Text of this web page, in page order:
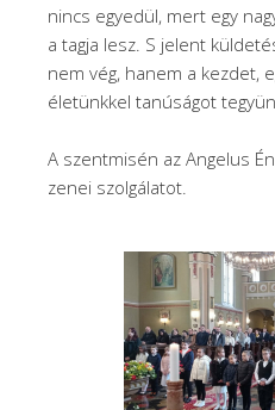
nincs egyedül, mert egy
a tagja lesz. S jelent
nem vég, hanem a kezdet,
életünkkel tanúságot
A szentmisén az Angelus
zenei szolgálatot.